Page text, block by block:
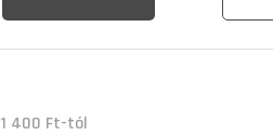
1 400 Ft-tól